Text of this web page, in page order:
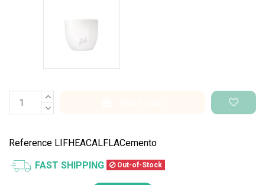
Reference LIFHEACALFLACemento
FAST SHIPPING Out-of-Stock